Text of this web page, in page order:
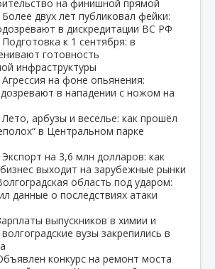
на финишной прямой
Более двух лет публиковал фейки:
в дискредитации ВС РФ
Подготовка к 1 сентября: в
готовность
инфраструктуры
Агрессия на фоне опьянения:
в нападении с ножом на
Лето, арбузы и веселье: как прошёл
в Центральном парке
Экспорт на 3,6 млн долларов: как
выходит на зарубежные рынки
область под ударом:
данные о последствиях атаки
выпускников в химии и
вузы закрепились в
конкурс на ремонт моста